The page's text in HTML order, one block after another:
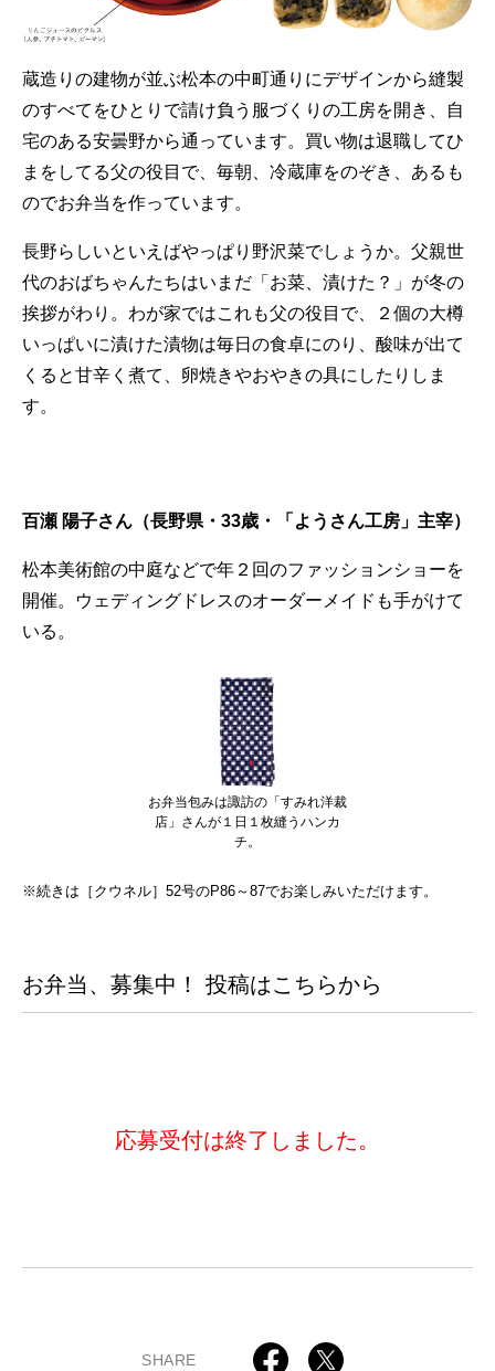
蔵造りの建物が並ぶ松本の中町通りにデザインから縫製
のすべてをひとりで請け負う服づくりの工房を開き、自
宅のある安曇野から通っています。買い物は退職してひ
まをしてる父の役目で、毎朝、冷蔵庫をのぞき、あるも
のでお弁当を作っています。
長野らしいといえばやっぱり野沢菜でしょうか。父親世
代のおばちゃんたちはいまだ「お菜、漬けた？」が冬の
挨拶がわり。わが家ではこれも父の役目で、２個の大樽
いっぱいに漬けた漬物は毎日の食卓にのり、酸味が出て
くると甘辛く煮て、卵焼きやおやきの具にしたりしま
す。
百瀬 陽子さん（長野県・33歳・「ようさん工房」主宰）
松本美術館の中庭などで年２回のファッションショーを
開催。ウェディングドレスのオーダーメイドも手がけて
いる。
お弁当包みは諏訪の「すみれ洋裁
店」さんが１日１枚縫うハンカ
チ。
※続きは［クウネル］52号のP86～87でお楽しみいただけます。
お弁当、募集中！ 投稿はこちらから
応募受付は終了しました。
SHARE